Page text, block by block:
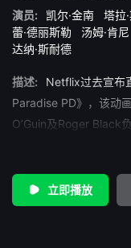
演员:
凯尔·金南 塔拉
蕾·德丽斯勒
汤姆·肯尼
达纳·斯耐德
描述:
Netflix过去宣布
Paradise PD》，该动
O’Guin及Roger
镇警局》讲述一个小
节操，看起来？ 以
Dusty MarlowDana
立即播放